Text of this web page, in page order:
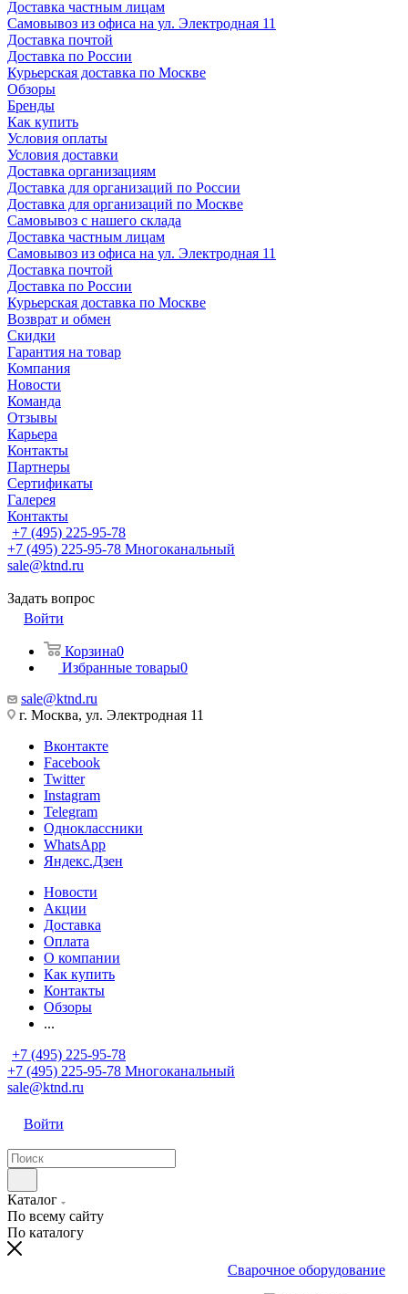
Доставка частным лицам
Самовывоз из офиса на ул. Электродная 11
Доставка почтой
Доставка по России
Курьерская доставка по Москве
Обзоры
Бренды
Как купить
Условия оплаты
Условия доставки
Доставка организациям
Доставка для организаций по России
Доставка для организаций по Москве
Самовывоз с нашего склада
Доставка частным лицам
Самовывоз из офиса на ул. Электродная 11
Доставка почтой
Доставка по России
Курьерская доставка по Москве
Возврат и обмен
Скидки
Гарантия на товар
Компания
Новости
Команда
Отзывы
Карьера
Контакты
Партнеры
Сертификаты
Галерея
Контакты
+7 (495) 225-95-78
+7 (495) 225-95-78 Многоканальный
sale@ktnd.ru
Задать вопрос
Войти
Корзина0
Избранные товары0
sale@ktnd.ru
г. Москва, ул. Электродная 11
Вконтакте
Facebook
Twitter
Instagram
Telegram
Одноклассники
WhatsApp
Яндекс.Дзен
Новости
Акции
Доставка
Оплата
О компании
Как купить
Контакты
Обзоры
...
+7 (495) 225-95-78
+7 (495) 225-95-78 Многоканальный
sale@ktnd.ru
Войти
Каталог
По всему сайту
По каталогу
Сварочное оборудование